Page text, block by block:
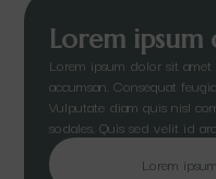
Lorem
Lorem ipsum dolor sit
accumsan. Consequat
Vulputate diam quis nisl
sodales. Quis sed velit id
Lorem ipsum